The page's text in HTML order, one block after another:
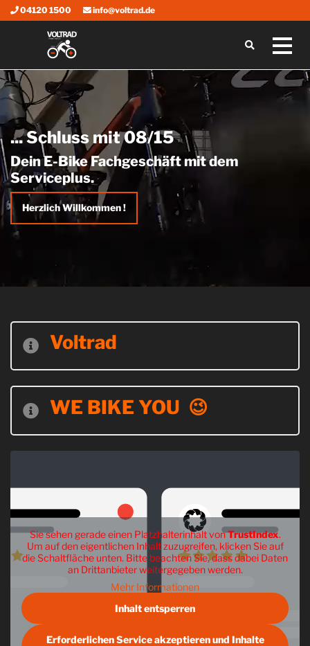
04120 1500 info@voltrad.de
... Schluss mit 08/15
Dein E-Bike Fachgeschäft mit dem
Serviceplus.
Herzlich Willkommen !
Voltrad
WE BIKE YOU 😉
Sie sehen gerade einen Platzhalterinhalt vonTrustIndex.
Um auf den eigentlichen Inhalt zuzugreifen, klicken Sie auf
die Schaltfläche unten. Bitte beachten Sie, dass dabei Daten
an Drittanbieter weitergegeben werden.
Mehr Informationen
Inhalt entsperren
Erforderlichen Service akzeptieren und Inhalte